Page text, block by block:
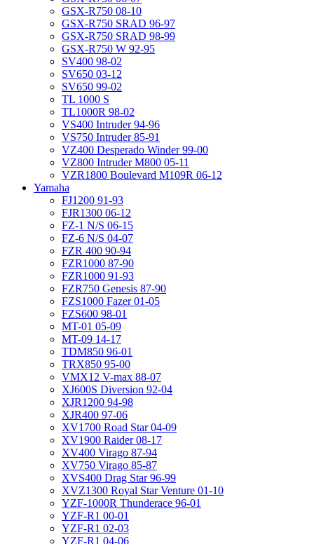
GSX-R750 08-10
GSX-R750 SRAD 96-97
GSX-R750 SRAD 98-99
GSX-R750 W 92-95
SV400 98-02
SV650 03-12
SV650 99-02
TL 1000 S
TL1000R 98-02
VS400 Intruder 94-96
VS750 Intruder 85-91
VZ400 Desperado Winder 99-00
VZ800 Intruder M800 05-11
VZR1800 Boulevard M109R 06-12
Yamaha
FJ1200 91-93
FJR1300 06-12
FZ-1 N/S 06-15
FZ-6 N/S 04-07
FZR 400 90-94
FZR1000 87-90
FZR1000 91-93
FZR750 Genesis 87-90
FZS1000 Fazer 01-05
FZS600 98-01
MT-01 05-09
MT-09 14-17
TDM850 96-01
TRX850 95-00
VMX12 V-max 88-07
XJ600S Diversion 92-04
XJR1200 94-98
XJR400 97-06
XV1700 Road Star 04-09
XV1900 Raider 08-17
XV400 Virago 87-94
XV750 Virago 85-87
XVS400 Drag Star 96-99
XVZ1300 Royal Star Venture 01-10
YZF-1000R Thunderace 96-01
YZF-R1 00-01
YZF-R1 02-03
YZF-R1 04-06